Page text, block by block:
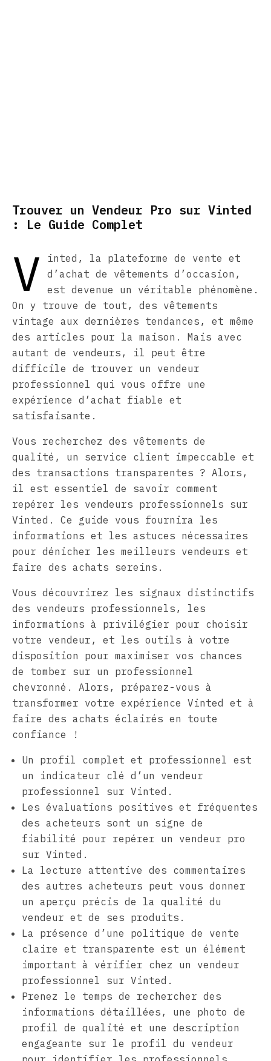
Trouver un Vendeur Pro sur Vinted
: Le Guide Complet
V
inted, la plateforme de vente et
d’achat de vêtements d’occasion,
est devenue un véritable phénomène.
On y trouve de tout, des vêtements
vintage aux dernières tendances, et même
des articles pour la maison. Mais avec
autant de vendeurs, il peut être
difficile de trouver un vendeur
professionnel qui vous offre une
expérience d’achat fiable et
satisfaisante.
Vous recherchez des vêtements de
qualité, un service client impeccable et
des transactions transparentes ? Alors,
il est essentiel de savoir comment
repérer les vendeurs professionnels sur
Vinted. Ce guide vous fournira les
informations et les astuces nécessaires
pour dénicher les meilleurs vendeurs et
faire des achats sereins.
Vous découvrirez les signaux distinctifs
des vendeurs professionnels, les
informations à privilégier pour choisir
votre vendeur, et les outils à votre
disposition pour maximiser vos chances
de tomber sur un professionnel
chevronné. Alors, préparez-vous à
transformer votre expérience Vinted et à
faire des achats éclairés en toute
confiance !
Un profil complet et professionnel est
un indicateur clé d’un vendeur
professionnel sur Vinted.
Les évaluations positives et fréquentes
des acheteurs sont un signe de
fiabilité pour repérer un vendeur pro
sur Vinted.
La lecture attentive des commentaires
des autres acheteurs peut vous donner
un aperçu précis de la qualité du
vendeur et de ses produits.
La présence d’une politique de vente
claire et transparente est un élément
important à vérifier chez un vendeur
professionnel sur Vinted.
Prenez le temps de rechercher des
informations détaillées, une photo de
profil de qualité et une description
engageante sur le profil du vendeur